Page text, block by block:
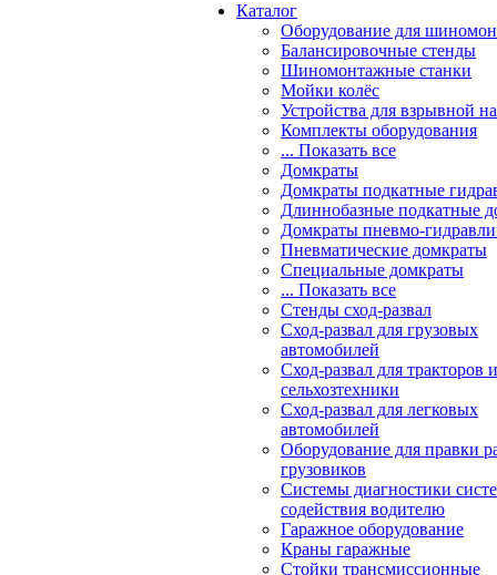
Каталог
Оборудование для
Балансировочные стенды
Шиномонтажные станки
Мойки колёс
Устройства для взрывной
Комплекты оборудования
... Показать все
Домкраты
Домкраты подкатные
Длиннобазные подкатные
Домкраты пневмо-
Пневматические домкраты
Специальные домкраты
... Показать все
Стенды сход-развал
Сход-развал для грузовых
автомобилей
Сход-развал для тракторов и
сельхозтехники
Сход-развал для легковых
автомобилей
Оборудование для правки
грузовиков
Системы диагностики
содействия водителю
Гаражное оборудование
Краны гаражные
Стойки трансмиссионные